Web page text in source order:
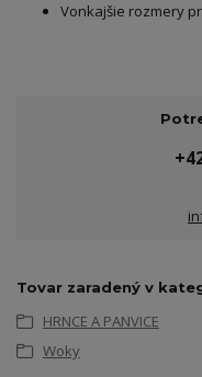
Vonkajšie rozmery
Tovar zaradený v
HRNCE A PANVICE
Woky